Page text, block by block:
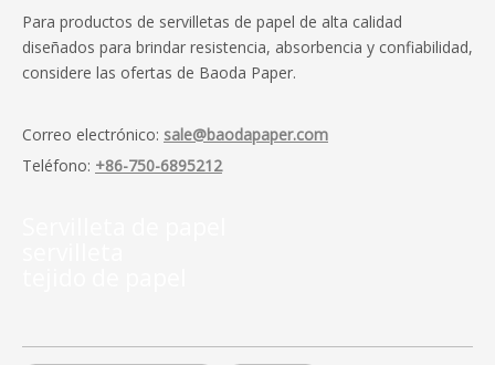
Para productos de servilletas de papel de alta calidad
diseñados para brindar resistencia, absorbencia y confiabilidad,
considere las ofertas de Baoda Paper.
Correo electrónico: sale@baodapaper.com
Teléfono: +86-750-6895212